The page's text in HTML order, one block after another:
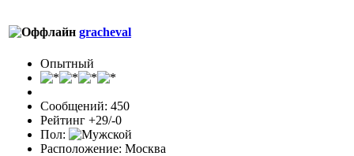
gracheval
Опытный
Сообщений: 450
Рейтинг +29/-0
Пол:
Расположение: Москва